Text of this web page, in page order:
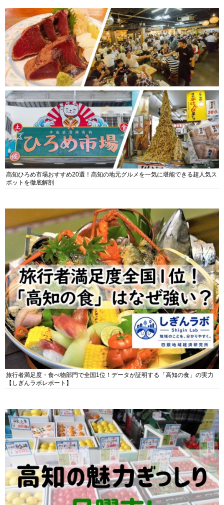
高知ひろめ市場おすすめ20選！高知の地元グルメを一気に堪能できる超人気ス
ポットを徹底解剖
旅行者満足度・食べ物部門で全国1位！データが証明する「高知の食」の実力
【しぎんラボレポート】